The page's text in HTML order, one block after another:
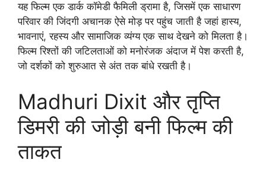
यह फिल्म एक डार्क कॉमेडी फैमिली ड्रामा है, जिसमें एक साधारण
परिवार की जिंदगी अचानक ऐसे मोड़ पर पहुंच जाती है जहां हास्य,
भावनाएं, रहस्य और सामाजिक व्यंग्य एक साथ देखने को मिलता है।
फिल्म रिश्तों की जटिलताओं को मनोरंजक अंदाज में पेश करती है,
जो दर्शकों को शुरुआत से अंत तक बांधे रखती है।
Madhuri Dixit और तृप्ति
डिमरी की जोड़ी बनी फिल्म की
ताकत